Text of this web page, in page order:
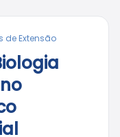
de Extensão